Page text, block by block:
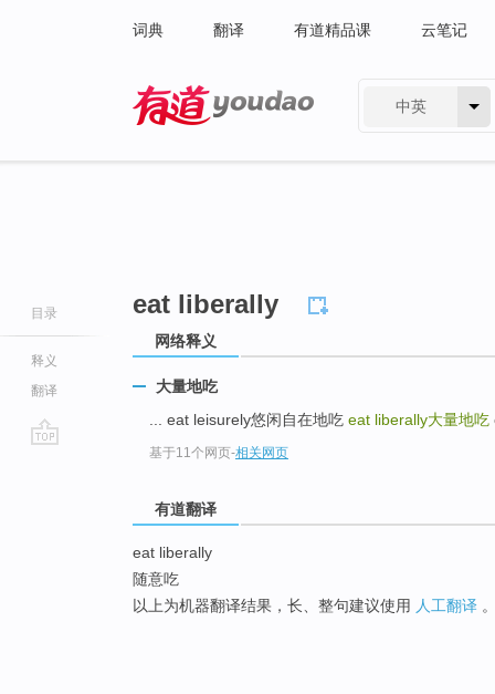
词典 翻译 有道精品课 云笔记
中英
目录
释义
翻译
eat liberally
网络释义
大量地吃
... eat leisurely悠闲自在地吃 eat liberally大量地吃
基于11个网页-相关网页
有道翻译
eat liberally
随意吃
以上为机器翻译结果，长、整句建议使用 人工翻译